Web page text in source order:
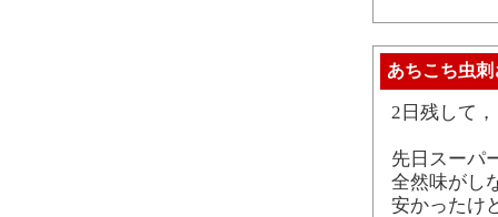
あちこち虫刺
2日残して
先日スーパ
全然味がし
安かったけ